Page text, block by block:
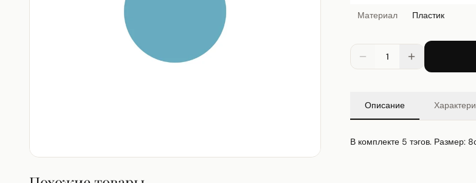
Материал
Пластик
1
Описание
В комплекте 5 тэгов. Размер: